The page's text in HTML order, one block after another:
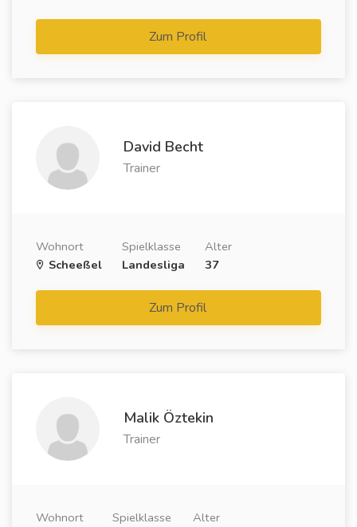
Zum Profil
David Becht
Trainer
Wohnort
Scheeßel
Spielklasse
Landesliga
Alter
37
Zum Profil
Malik Öztekin
Trainer
Wohnort
Spielklasse
Alter